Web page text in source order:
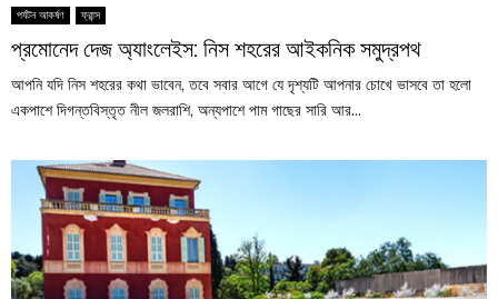
পর্যটন আকর্ষণ ফ্রান্স
প্রমোনেদ দেজ অ্যাংলেইস: নিস শহরের আইকনিক সমুদ্রপথ
আপনি যদি নিস শহরের কথা ভাবেন, তবে সবার আগে যে দৃশ্যটি আপনার চোখে ভাসবে তা হলো
একপাশে দিগন্তবিস্তৃত নীল জলরাশি, অন্যপাশে পাম গাছের সারি আর...